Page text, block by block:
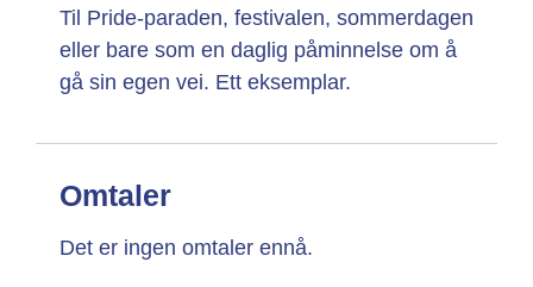
Til Pride-paraden, festivalen, sommerdagen
eller bare som en daglig påminnelse om å
gå sin egen vei. Ett eksemplar.
Omtaler
Det er ingen omtaler ennå.